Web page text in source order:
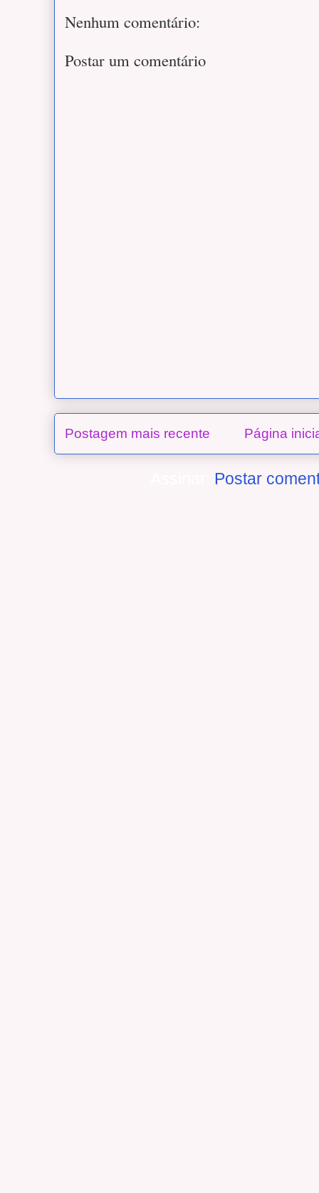
Nenhum comentário:
Postar um comentário
Postagem mais recente Página
Postar